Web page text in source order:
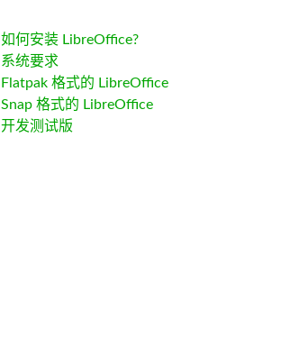
如何安装 LibreOffice?
系统要求
Flatpak 格式的 LibreOffice
Snap 格式的 LibreOffice
开发测试版